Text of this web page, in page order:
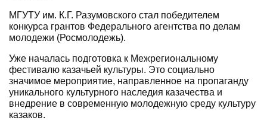
МГУТУ им. К.Г. Разумовского стал победителем
конкурса грантов Федерального агентства по делам
молодежи (Росмолодежь).
Уже началась подготовка к Межрегиональному
фестивалю казачьей культуры. Это социально
значимое мероприятие, направленное на пропаганду
уникального культурного наследия казачества и
внедрение в современную молодежную среду культуру
казаков.